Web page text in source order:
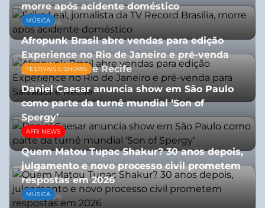
morre após acidente doméstico
08/07/2026
MÚSICA
Afropunk Brasil abre vendas para edição
Experience no Rio de Janeiro e pré-venda
para Salvador e Recife
03/08/2026
FESTIVAIS E SHOWS
Daniel Caesar anuncia show em São Paulo
como parte da turnê mundial ‘Son of
Spergy’
05/08/2026
AFRI NEWS
Quem Matou Tupac Shakur? 30 anos depois,
julgamento e novo processo civil prometem
respostas em 2026
05/08/2026
MÚSICA